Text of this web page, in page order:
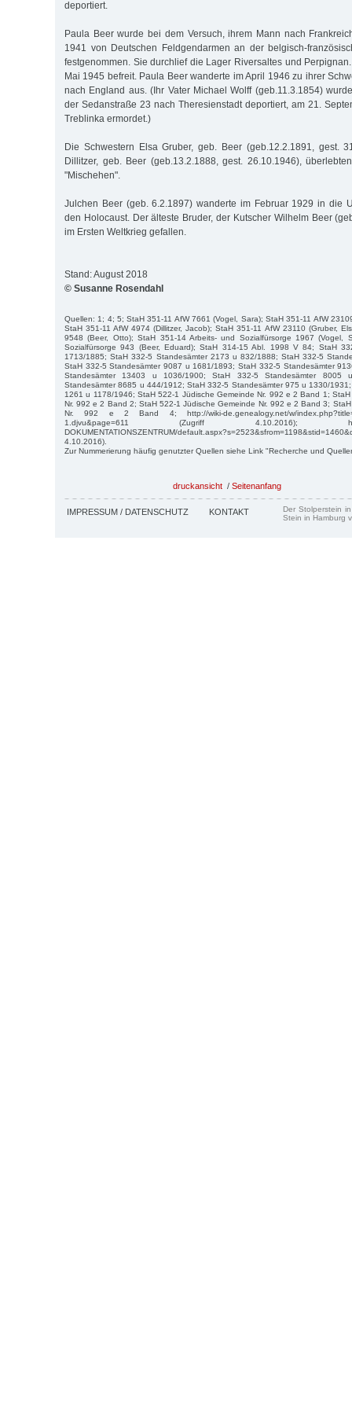
deportiert.
Paula Beer wurde bei dem Versuch, ihrem Mann nach
1941 von Deutschen Feldgendarmen an der belgisch-
festgenommen. Sie durchlief die Lager Riversaltes und
Mai 1945 befreit. Paula Beer wanderte im April 1946 zu ihrer
nach England aus. (Ihr Vater Michael Wolff (geb.11.3.1854)
der Sedanstraße 23 nach Theresienstadt deportiert, am 21.
Treblinka ermordet.)
Die Schwestern Elsa Gruber, geb. Beer (geb.12.2.1891, gest.
Dillitzer, geb. Beer (geb.13.2.1888, gest. 26.10.1946),
"Mischehen".
Julchen Beer (geb. 6.2.1897) wanderte im Februar 1929 in die
den Holocaust. Der älteste Bruder, der Kutscher Wilhelm Beer
im Ersten Weltkrieg gefallen.
Stand: August 2018
© Susanne Rosendahl
Quellen: 1; 4; 5; StaH 351-11 AfW 7661 (Vogel, Sara); StaH 351-11 AfW
StaH 351-11 AfW 4974 (Dillitzer, Jacob); StaH 351-11 AfW 23110 (Gruber,
9548 (Beer, Otto); StaH 351-14 Arbeits- und Sozialfürsorge 1967 (Vogel,
Sozialfürsorge 943 (Beer, Eduard); StaH 314-15 Abl. 1998 V 84; StaH
1713/1885; StaH 332-5 Standesämter 2173 u 832/1888; StaH 332-5
StaH 332-5 Standesämter 9087 u 1681/1893; StaH 332-5 Standesämter
Standesämter 13403 u 1036/1900; StaH 332-5 Standesämter 8005
Standesämter 8685 u 444/1912; StaH 332-5 Standesämter 975 u 1330/
1261 u 1178/1946; StaH 522-1 Jüdische Gemeinde Nr. 992 e 2 Band 1;
Nr. 992 e 2 Band 2; StaH 522-1 Jüdische Gemeinde Nr. 992 e 2 Band 3;
Nr. 992 e 2 Band 4; http://wiki-de.genealogy.net/w/
1.djvu&page=611 (Zugriff 4.10.2016); https://
DOKUMENTATIONSZENTRUM/
4.10.2016).
Zur Nummerierung häufig genutzter Quellen siehe Link "Recherche und
druckansicht / Seitenanfang
IMPRESSUM / DATENSCHUTZ KONTAKT
Der Stolperstein
Stein in Hamburg